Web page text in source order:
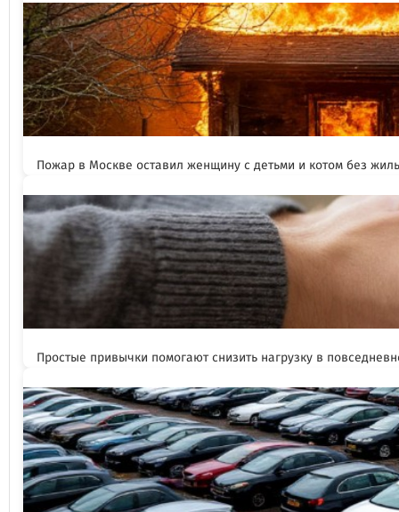
Пожар в Москве оставил женщину с детьми и котом без
Простые привычки помогают снизить нагрузку в